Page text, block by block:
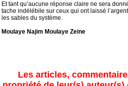
Et tant qu’aucune réponse claire ne sera
tache indélébile sur ceux qui ont laissé
les sables du système.
Moulaye Najim Moulaye Zeine
Les articles,